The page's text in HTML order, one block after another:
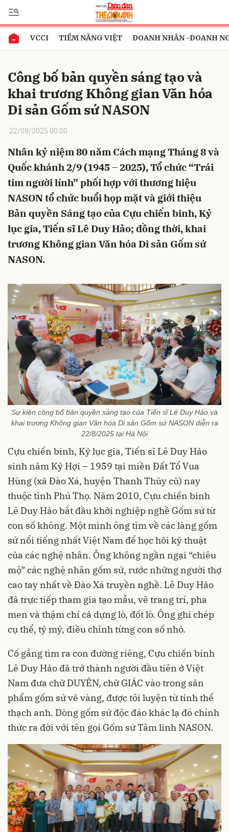
VCCI TIỀM NĂNG VIỆT DOANH NHÂN -DOANH
Công bố bản quyền sáng tạo và
khai trương Không gian Văn hóa
Di sản Gốm sứ NASON
22/08/2025 00:00
Nhân kỷ niệm 80 năm Cách mạng Tháng 8 và
Quốc khánh 2/9 (1945 – 2025), Tổ chức “Trái
tim người lính” phối hợp với thương hiệu
NASON tổ chức buổi họp mặt và giới thiệu
Bản quyền Sáng tạo của Cựu chiến binh, Kỷ
lục gia, Tiến sĩ Lê Duy Hảo; đồng thời, khai
trương Không gian Văn hóa Di sản Gốm sứ
NASON.
Sự kiện công bố bản quyền sáng tạo của Tiến sĩ Lê Duy Hảo và
khai trương Không gian Văn hóa Di sản Gốm sứ NASON diễn ra
22/8/2025 tại Hà Nội
Cựu chiến binh, Kỷ lục gia, Tiến sĩ Lê Duy Hảo
sinh năm Kỷ Hợi – 1959 tại miền Đất Tổ Vua
Hùng (xã Đào Xá, huyện Thanh Thủy cũ) nay
thuộc tỉnh Phú Thọ. Năm 2010, Cựu chiến binh
Lê Duy Hảo bắt đầu khởi nghiệp nghề Gốm sứ từ
con số không. Một mình ông tìm về các làng gốm
sứ nổi tiếng nhất Việt Nam để học hỏi kỹ thuật
của các nghệ nhân. Ông không ngần ngại “chiêu
mộ” các nghệ nhân gốm sứ, rước những người thợ
cao tay nhất về Đào Xá truyền nghề. Lê Duy Hảo
đã trực tiếp tham gia tạo mẫu, vẽ trang trí, pha
men và thậm chí cả dựng lò, đốt lò. Ông ghi chép
cụ thể, tỷ mỷ, điều chỉnh từng con số nhỏ.
Cố gắng tìm ra con đường riêng, Cựu chiến binh
Lê Duy Hảo đã trở thành người đầu tiên ở Việt
Nam đưa chữ DUYÊN, chữ GIÁC vào trong sản
phẩm gốm sứ vẽ vàng, được tôi luyện từ tinh thể
thạch anh. Dòng gốm sứ độc đáo khác lạ đó chính
thức ra đời với tên gọi Gốm sứ Tâm linh NASON.
Gửi bình luận
Hủy Gửi